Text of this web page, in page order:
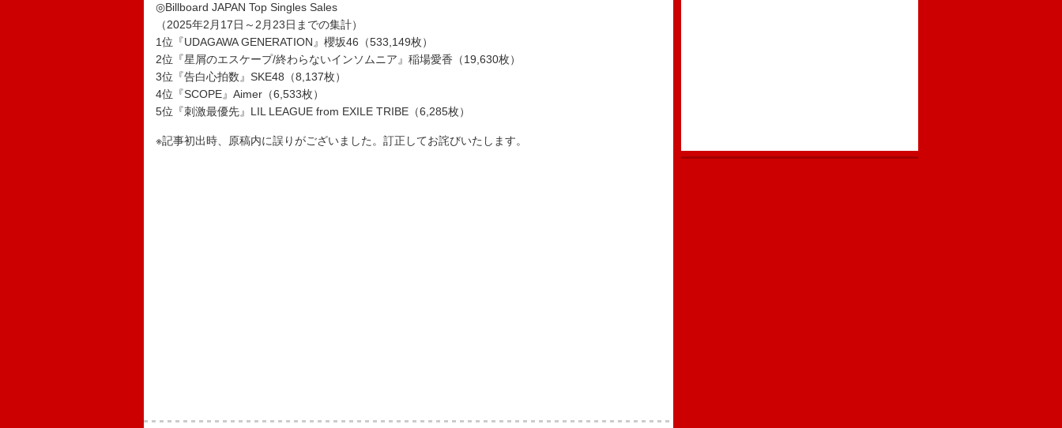
◎Billboard JAPAN Top Singles Sales
（2025年2月17日～2月23日までの集計）
1位『UDAGAWA GENERATION』櫻坂46（533,149枚）
2位『星屑のエスケープ/終わらないインソムニア』稲場愛香（19,630枚）
3位『告白心拍数』SKE48（8,137枚）
4位『SCOPE』Aimer（6,533枚）
5位『刺激最優先』LIL LEAGUE from EXILE TRIBE（6,285枚）
※記事初出時、原稿内に誤りがございました。訂正してお詫びいたします。